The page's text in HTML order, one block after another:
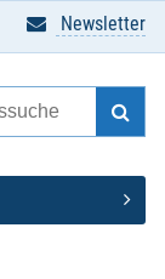
Newsletter